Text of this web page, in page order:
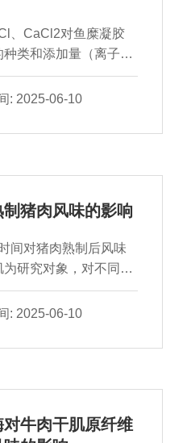
含量显著降低（P＜
导蛋白质交联和聚
于提高蛋白消化率。
白质消化率达到最
适宜，能够较大程度
、CaCl2对鱼糜凝胶
类和添加量（离子强
鱼糜凝胶的影响。结
添加KCl、NaCl能更
均能提升鱼糜凝胶强
均有所降低。添加
、1.89%时达最大值。
于将α-螺旋转变为无
质量分数为3%时，
，而随着盐添加量的
键含量于质量分数
CaCl2组，表明KCl、
性更强。本研究可为
: 2025-06-10
猪肉风味的影响
间对猪肉熟制后风味
研究对象，对不同成
3、5、7、10 d）猪肉
物质进行测定。结果
量呈先增加后降低的
、庚醛、辛醛、壬醛
制猪肉呈味核苷酸和
: 2025-06-10
牛肉干肌原纤维